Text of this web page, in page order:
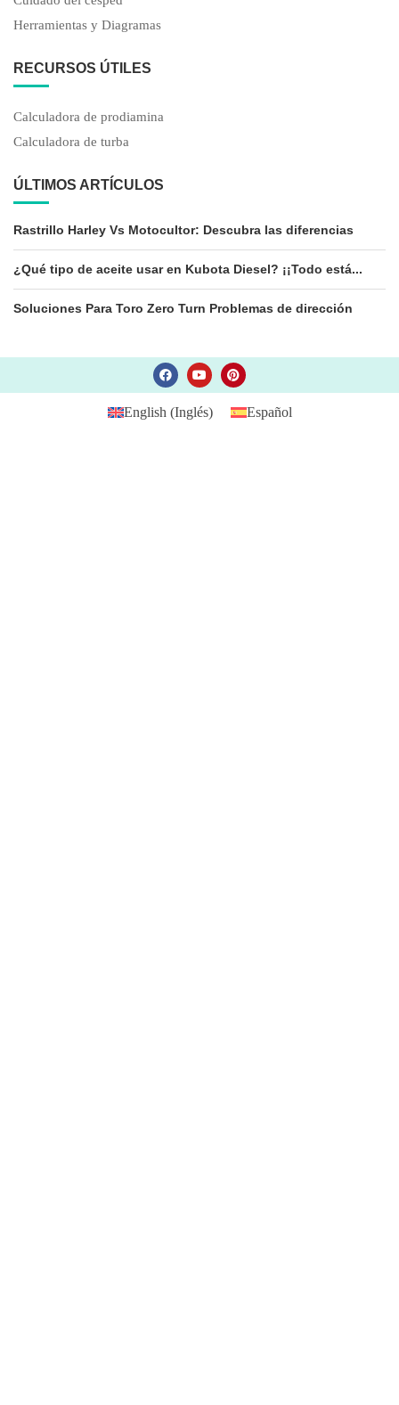
Herramientas y Diagramas
RECURSOS ÚTILES
Calculadora de prodiamina
Calculadora de turba
ÚLTIMOS ARTÍCULOS
Rastrillo Harley Vs Motocultor: Descubra las diferencias
¿Qué tipo de aceite usar en Kubota Diesel? ¡¡Todo está...
Soluciones Para Toro Zero Turn Problemas de dirección
English (Inglés) Español